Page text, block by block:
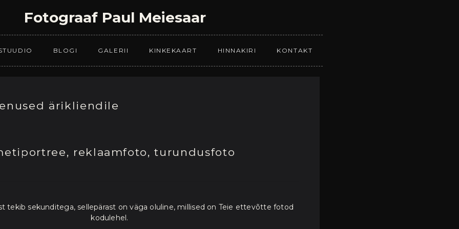
Fotograaf Paul Meiesaar
BLOGI GALERII KINKEKAART HINNAKIRI KONTAKT
ärikliendile
reklaamfoto, turundusfoto
tekib sekunditega, sellepärast on väga oluline, millised on Teie ettevõtte fotod
kodulehel.